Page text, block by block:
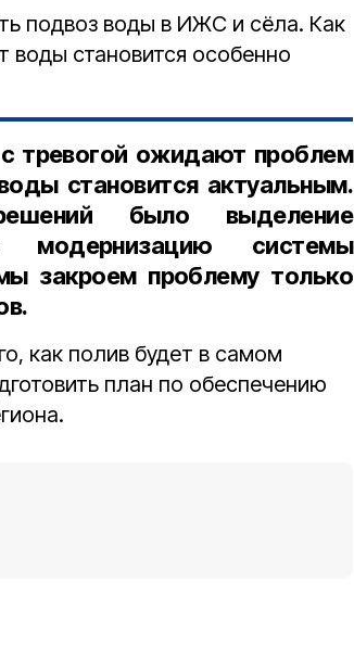
подвоз воды в ИЖС и сёла. Как
воды становится особенно
тревогой ожидают проблем
становится актуальным.
было выделение
модернизацию системы
закроем проблему только
как полив будет в самом
план по обеспечению